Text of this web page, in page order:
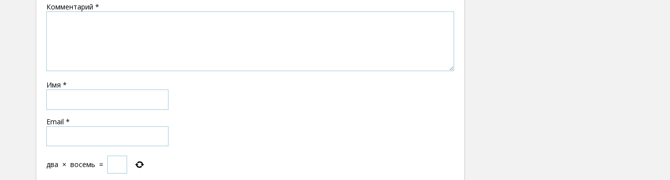
Комментарий *
Имя *
Email *
два × восемь =